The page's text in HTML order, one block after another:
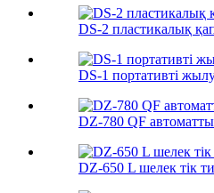
DS-2 пластикалық
DS-1 портативті
DZ-780 QF
DZ-650 L шелек тік